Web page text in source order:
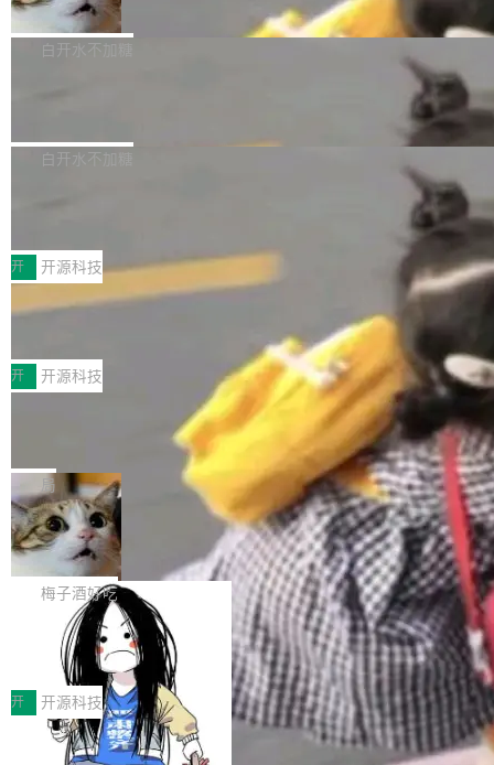
撑庞大支出的资金来源却呈现出截然不同的面
貌。数据显示，微软和 Meta 主要依托充沛的经
sh | bash 安装一个能在大项目里自动规划、写
代码、验证结果的 AI 终端工具。 据介绍，Muse
个主 agent 循环，外加一组后台 agent。这些后
准 AI 能力认知
机器出题的前提，是让机器拥有全局视野。整个
构建流程可以分为四个环节：建图 → 控制难度
白开水不加糖
库，并将作为transport接入Mooncake TENT。
MPComm将作为一种传输引擎接入Mooncake T
ENT，实现零拷贝传输性能提升30%、非零拷贝
传输性能最高提升5倍。UCL-MPComm底层基
于自研UCL-Engine通信引擎，后续腾讯网平将
持续开源更多基于UCL-Engine的高性能通信组
件。 腾讯网平团队在UCL-MPComm中实现了一
个独立于业务线程的全局通信引擎（Engine），
白开水不加糖
型案例入选名单》，深信服“面向企业研发场景的
开源 AI 编程平台 CoStrict 应用”凭借卓越的技术
创新与落地成效成功入选。 全链路私有化部署，
助力企业AI研发安全落地 当前，越来越多企业已
经开始引入 AI Coding 工具，通过调用公有云模
型或企业内部部署模型提升研发效率。但随着 AI
Coding 从个人辅助工具逐步走向团队级、组织
级应用，企业在规模化落地过程中，对安全性、
可控性和代码质量提出了更高要求。 首先是数据
安全与合规要求。对于大多数普通研发场景，公
有云模型能够满足快速试用和效率提升的需求。
但对于金融、能源、医疗等对数据安全要求较...
开 开源科技
深信服AI算力网关入选工信部人工智能
前不久，工业和信息化部正式发布《2025年人工
智能应用典型案例名单》，集中展示人工智能在
各领域的应用成果，覆盖技术底座、行业赋能、
产品应用、支撑保障、专题等五大方向。深信服
AI算力网关（AI创新平台）成功入选！ 随着各行
各业的Agent走向规模化建设，算力构成形态逐
渐丰富，用户关注的重点也在发生变化：不只是
让AI用起来，还要进一步看清混合算力时代下，
Token花在哪里、算力是否被充分利用，以及持
续增长的AI成本该如何优化。 深信服AI算力网关
正是围绕这些实际问题，从Token治理和成本治
理两个方面，让用户的每一份算力都看得清、管
得住、用得稳、省得下、更安全！ 一、从现在开
始，Token使用一目...
开 开源科技
Jeff Dean 离开 Google：一个时代的结
束，一个实验室的开始
Google 员工编号 20。MapReduce 作者之一。
Bigtable 作者之一。TensorFlow 的作者之一。
Gemini 的架构师。Google 首席科学家。 Jeff D
ean 在 Google 工作了 27 年后，宣布离职。 他
不是一个人走。一同离开的还有 Sanjay Ghema
wat（Google 员工编号 23，Jeff Dean 二十多
年的编程搭档，MapReduce 和 Bigtable 的共同
作者）、Quoc Le（Google 大脑核心成员，Se
q2Seq 和 DocAI 的共同发明人）以及 Oriol Vin
yals（Gemini 联合负责人，AlphaSta...
局
🔥 SolonCode v2026.8.4 发布：界面
字体可调、22 种语言、记忆搜索增强
打开终端就能上岗的全中文编码智能体，这一轮
把「看得清、用母语、记得住」三件事一次补
齐。 SolonCode 是什么 SolonCode 是杭州无
耳科技研发的企业级终端编码智能体——一位全
中文驱动的数字员工，自主理解需求、规划步
骤、编写代码。不挑模型、不挑平台，curl 一行
装完即用。 开源地址：Gitee · GitCode · GitHu
b 安装 支持 Java 8+（8~26）、macOS / Linu
梅子酒好吃
让“代码语义理解”深度释放AI Coding
价值潜能：华为云码道（CodeArts）
代码仓技术解析
一、代码仓深度理解技术的作用与价值 在软件工
程实践中，代码仓是企业核心知识资产的主要载
体。企业级代码仓库通常包含数十万乃至数百万
个文件，其规模远超单次模型调用可承载的上下
开 开源科技
一条“删库”命令跑 17 小时，算法工程